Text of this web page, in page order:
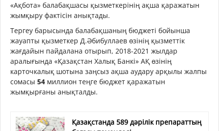
«Ақбота» балабақшасы қызметкерінің ақша қаражатын
жымқыру фактісін анықтады.
Тергеу барысында балабақшаның бюджеті бойынша
жауапты қызметкер Д.Әбибуллаев өзінің қызметтік
жағдайын пайдалана отырып, 2018-2021 жылдар
аралығында «Қазақстан Халық Банкі» АҚ өзінің
карточкалық шотына заңсыз ақша аудару арқылы жалпы
сомасы 54 миллион теңге бюджет қаражатын
жымқырғаны анықталды.
Қазақстанда 589 дәрілік препараттың